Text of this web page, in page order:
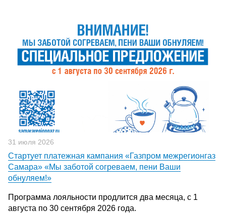
31 июля 2026
Стартует платежная кампания «Газпром межрегионгаз
Самара» «Мы заботой согреваем, пени Ваши
обнуляем!»
Программа лояльности продлится два месяца, с 1
августа по 30 сентября 2026 года.